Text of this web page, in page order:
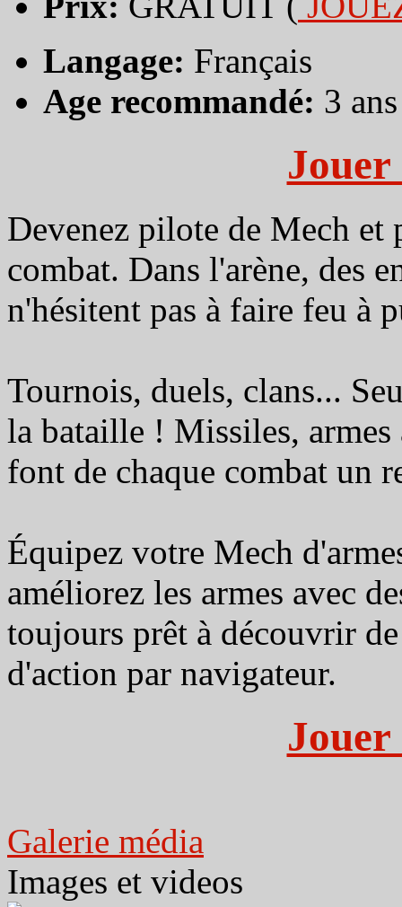
Langage: Français
Age recommandé: 3 ans
Devenez pilote de Mech et
combat. Dans l'arène, des
n'hésitent pas à faire feu à
Tournois, duels, clans...
la bataille ! Missiles, armes
font de chaque combat un
Équipez votre Mech
améliorez les armes avec
toujours prêt à découvrir
d'action par navigateur.
Galerie média
Images et videos